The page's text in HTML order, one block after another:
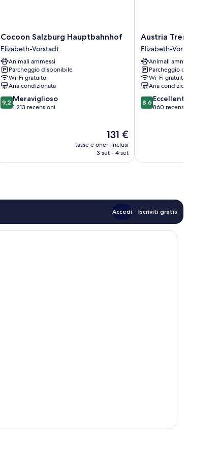
Cocoon
Salzburg
Hauptbahnhof
Elizabeth-
Vorstadt
Cocoon Salzburg Hauptbahnhof
Elizabeth-Vorstadt
Animali ammessi
Parcheggio disponibile
Wi-Fi gratuito
Aria condizionata
9.2
su
9,2 Meraviglioso
1.213 recensioni
Il
prezzo
attuale
131 €
tasse e oneri inclusi
3 set - 4 set
Austria
Trend
Europa
Salzburg
Elizabeth-
Vorstadt
Austria Trend
Elizabeth-Vorstadt
Animali ammessi
Parcheggio disponibile
Wi-Fi gratuito
Aria condizionata
8.6
su
8,6 Eccellente
860 recensioni
Accedi Iscriviti gratis